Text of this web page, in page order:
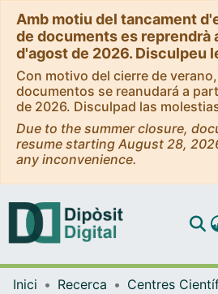
Amb motiu del tancament
de documents es reprendrà
d'agost de 2026. Disculpeu
Con motivo del cierre de
documentos se reanudará a
de 2026. Disculpad las
Due to the summer closure,
resume starting August 28,
any inconvenience.
Inici Recerca